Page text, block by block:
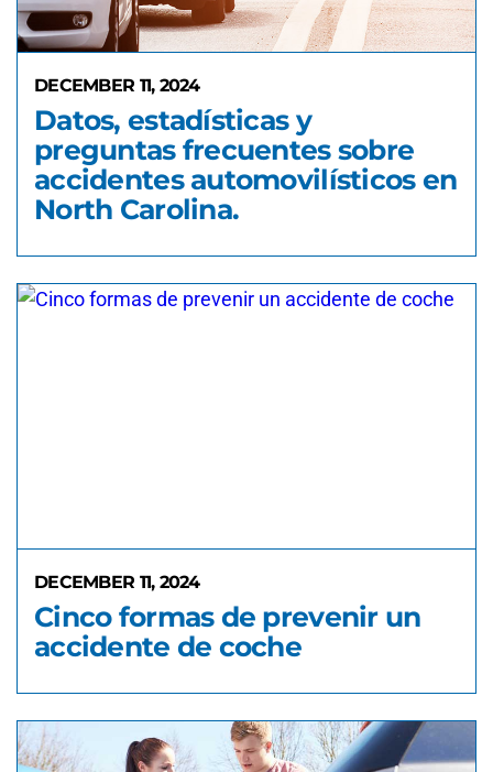
DECEMBER 11, 2024
Datos, estadísticas y
preguntas frecuentes sobre
accidentes automovilísticos en
North Carolina.
DECEMBER 11, 2024
Cinco formas de prevenir un
accidente de coche